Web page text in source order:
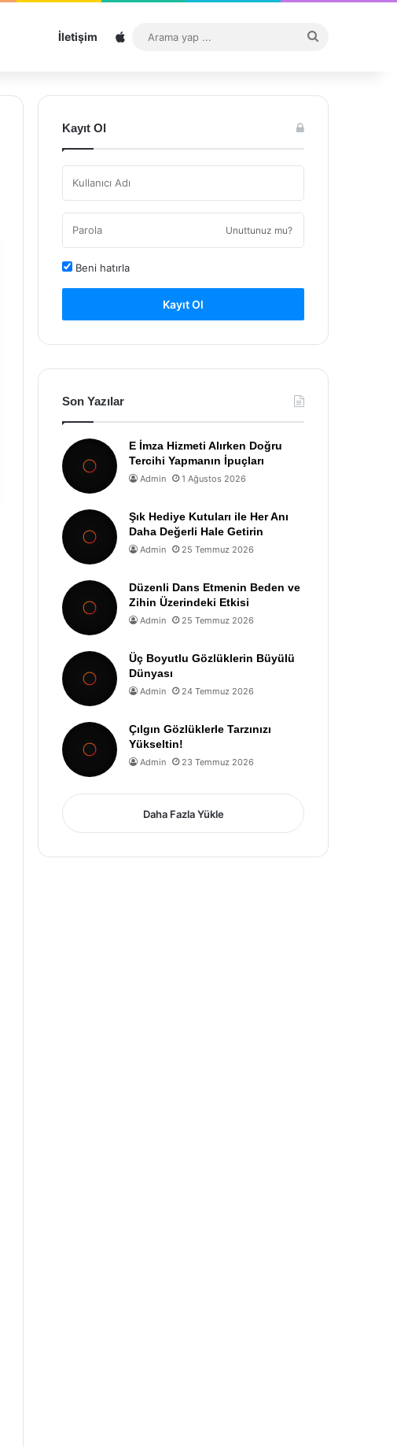
İletişim Sitemap
...
Kayıt Ol
Unuttunuz mu?
Beni hatırla
Kayıt Ol
Son Yazılar
E İmza Hizmeti Alırken Doğru
Tercihi Yapmanın İpuçları
Admin 1 Ağustos 2026
Şık Hediye Kutuları ile Her Anı
Daha Değerli Hale Getirin
Admin 25 Temmuz 2026
Düzenli Dans Etmenin Beden ve
Zihin Üzerindeki Etkisi
Admin 25 Temmuz 2026
Üç Boyutlu Gözlüklerin Büyülü
Dünyası
Admin 24 Temmuz 2026
Çılgın Gözlüklerle Tarzınızı
Yükseltin!
Admin 23 Temmuz 2026
Daha Fazla Yükle